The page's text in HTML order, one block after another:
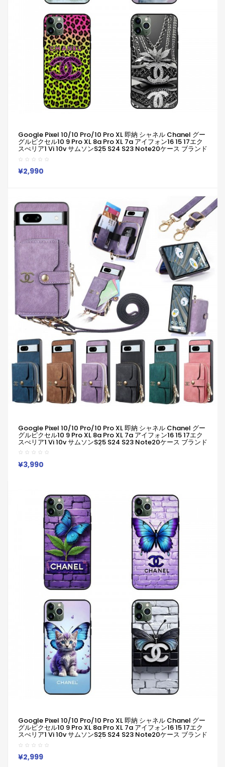
Google Pixel 10/10 Pro/10 Pro XL 即納 シャネル Chanel グー
グルピクセル10 9 Pro XL 8a Pro XL 7a アイフォン16 15 17エク
スぺリア1 Vi 10v サムソンs25 S24 S23 Note20ケース ブランド
Galaxy A55 A54 A56 S25/S24 Ultraケースシャネル Chanel
ピクセル 8a Pro 7a 6/7/6a/9a 10ブランドケース Iphone17 16
15/14/13 保護カバー男女兼用
¥2,990
Google Pixel 10/10 Pro/10 Pro XL 即納 シャネル Chanel グー
グルピクセル10 9 Pro XL 8a Pro XL 7a アイフォン16 15 17エク
スぺリア1 Vi 10v サムソンs25 S24 S23 Note20ケース ブランド
Galaxy A55 A54 A56 S25/S24 Ultraケースシャネル Chanel
ピクセル 8a Pro 7a 6/7/6a/9a 10ブランドケース Iphone17 16
15/14/13 保護カバー男女兼用
¥3,990
Google Pixel 10/10 Pro/10 Pro XL 即納 シャネル Chanel グー
グルピクセル10 9 Pro XL 8a Pro XL 7a アイフォン16 15 17エク
スぺリア1 Vi 10v サムソンs25 S24 S23 Note20ケース ブランド
Galaxy A55 A54 A56 S25/S24 Ultraケースシャネル人気
Iphone/Galaxy/Xperia/Google Pixelなど全機種対応
¥2,999